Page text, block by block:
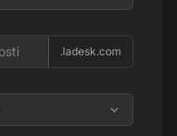
.ladesk.com